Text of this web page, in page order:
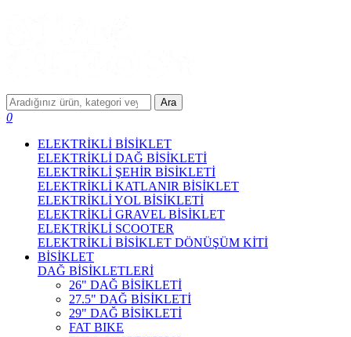
Ara
0
ELEKTRİKLİ BİSİKLET
ELEKTRİKLİ DAĞ BİSİKLETİ
ELEKTRİKLİ ŞEHİR BİSİKLETİ
ELEKTRİKLİ KATLANIR BİSİKLET
ELEKTRİKLİ YOL BİSİKLETİ
ELEKTRİKLİ GRAVEL BİSİKLET
ELEKTRİKLİ SCOOTER
ELEKTRİKLİ BİSİKLET DÖNÜŞÜM KİTİ
BİSİKLET
DAĞ BİSİKLETLERİ
26" DAĞ BİSİKLETİ
27.5" DAĞ BİSİKLETİ
29" DAĞ BİSİKLETİ
FAT BIKE